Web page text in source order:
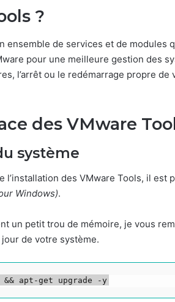
?
ensemble de services et de modules
pour une meilleure gestion des
l’arrêt ou le redémarrage propre
des VMware
système
l’installation des VMware Tools, il est
Windows).
un petit trou de mémoire, je vous
de votre système.
apt-get upgrade -y